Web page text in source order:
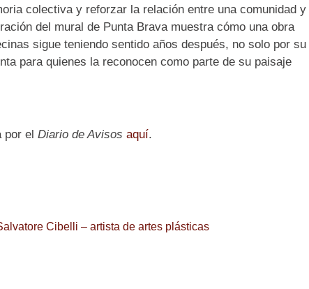
colectiva y reforzar la relación entre una comunidad y
del mural de Punta Brava muestra cómo una obra
sigue teniendo sentido años después, no solo por su
para quienes la reconocen como parte de su paisaje
por el Diario de Avisos aquí.
Cibelli – artista de artes plásticas